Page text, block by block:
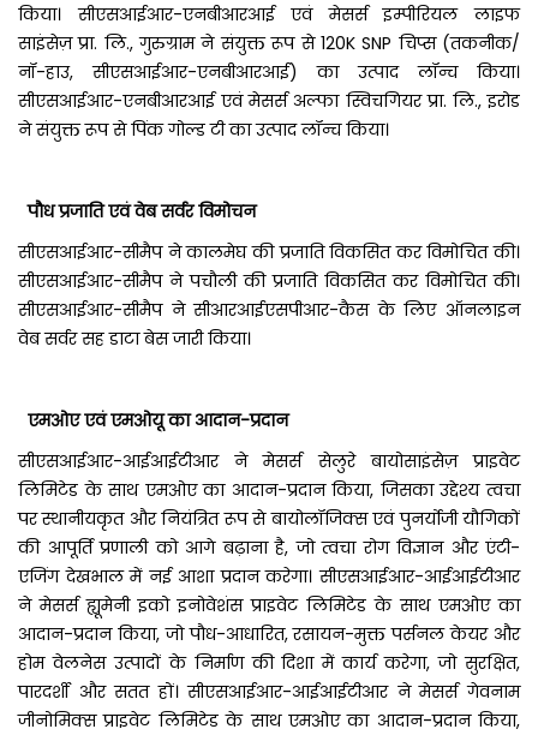
किया। सीएसआईआर-एनबीआरआई एवं मेसर्स इम्पीरियल लाइफ
साइंसेज़ प्रा. लि., गुरुग्राम ने संयुक्त रूप से 120K SNP चिप्स (तकनीक/
नॉ-हाउ, सीएसआईआर-एनबीआरआई) का उत्पाद लॉन्च किया।
सीएसआईआर-एनबीआरआई एवं मेसर्स अल्फा स्विचगियर प्रा. लि., इरोड
ने संयुक्त रूप से पिंक गोल्ड टी का उत्पाद लॉन्च किया।
पौध प्रजाति एवं वेब सर्वर विमोचन
सीएसआईआर-सीमैप ने कालमेघ की प्रजाति विकसित कर विमोचित की।
सीएसआईआर-सीमैप ने पचौली की प्रजाति विकसित कर विमोचित की।
सीएसआईआर-सीमैप ने सीआरआईएसपीआर-कैस के लिए ऑनलाइन
वेब सर्वर सह डाटा बेस जारी किया।
एमओए एवं एमओयू का आदान-प्रदान
सीएसआईआर-आईआईटीआर ने मेसर्स सेलुरे बायोसाइंसेज़ प्राइवेट
लिमिटेड के साथ एमओए का आदान-प्रदान किया, जिसका उद्देश्य त्वचा
पर स्थानीयकृत और नियंत्रित रूप से बायोलॉजिक्स एवं पुनर्योजी यौगिकों
की आपूर्ति प्रणाली को आगे बढ़ाना है, जो त्वचा रोग विज्ञान और एंटी-
एजिंग देखभाल में नई आशा प्रदान करेगा। सीएसआईआर-आईआईटीआर
ने मेसर्स ह्यूमेनी इको इनोवेशंस प्राइवेट लिमिटेड के साथ एमओए का
आदान-प्रदान किया, जो पौध-आधारित, रसायन-मुक्त पर्सनल केयर और
होम वेलनेस उत्पादों के निर्माण की दिशा में कार्य करेगा, जो सुरक्षित,
पारदर्शी और सतत हों। सीएसआईआर-आईआईटीआर ने मेसर्स गेवनाम
जीनोमिक्स प्राइवेट लिमिटेड के साथ एमओए का आदान-प्रदान किया,